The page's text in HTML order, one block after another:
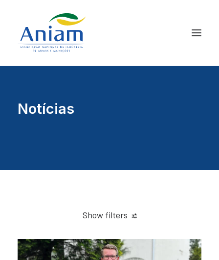
Notícias
Show filters